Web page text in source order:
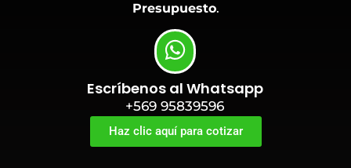
Presupuesto.
Escríbenos al Whatsapp
+569 95839596
Haz clic aquí para cotizar